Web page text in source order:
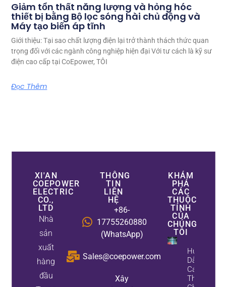
Giảm tổn thất năng lượng và hỏng hóc
thiết bị bằng Bộ lọc sóng hài chủ động và
Máy tạo biến áp tĩnh
Giới thiệu: Tại sao chất lượng điện lại trở thành thách thức quan
trọng đối với các ngành công nghiệp hiện đại Với tư cách là kỹ sư
điện cao cấp tại CoEpower, TÔI
Đọc Thêm
XI'AN
COEPOWER
ELECTRIC
CO.,
LTD
Nhà
sản
xuất
hàng
đầu
THÔNG
TIN
LIÊN
HỆ
+86-
17755260880
(WhatsApp)
Sales@coepower.com
Xây
KHÁM
PHÁ
CÁC
THUỘC
TÍNH
CỦA
CHÚNG
TÔI
Hướng
Dẫn
Cải
Thiện